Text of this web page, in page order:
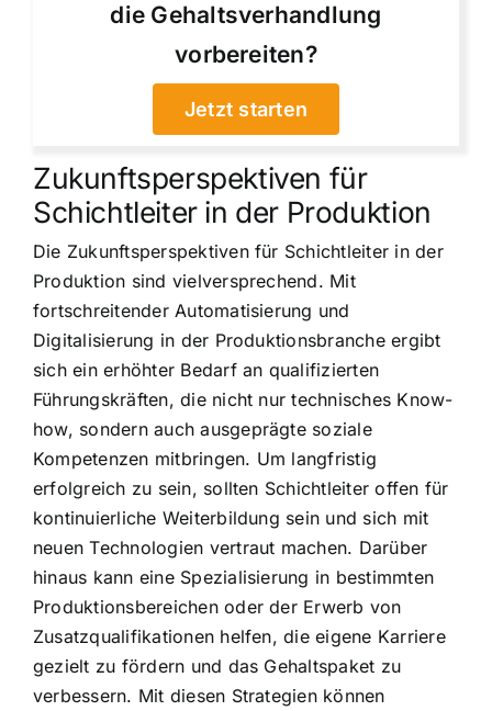
die Gehaltsverhandlung
vorbereiten?
Jetzt starten
Zukunftsperspektiven für
Schichtleiter in der Produktion
Die Zukunftsperspektiven für Schichtleiter in der
Produktion sind vielversprechend. Mit
fortschreitender Automatisierung und
Digitalisierung in der Produktionsbranche ergibt
sich ein erhöhter Bedarf an qualifizierten
Führungskräften, die nicht nur technisches Know-
how, sondern auch ausgeprägte soziale
Kompetenzen mitbringen. Um langfristig
erfolgreich zu sein, sollten Schichtleiter offen für
kontinuierliche Weiterbildung sein und sich mit
neuen Technologien vertraut machen. Darüber
hinaus kann eine Spezialisierung in bestimmten
Produktionsbereichen oder der Erwerb von
Zusatzqualifikationen helfen, die eigene Karriere
gezielt zu fördern und das Gehaltspaket zu
verbessern. Mit diesen Strategien können